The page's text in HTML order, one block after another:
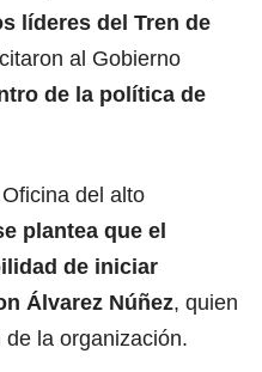
líderes del Tren de
al Gobierno
de la política de
del alto
plantea que el
de iniciar
Álvarez Núñez, quien
la organización.